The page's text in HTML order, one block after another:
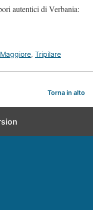
autentici di Verbania:
, Tripilare
Torna in alto